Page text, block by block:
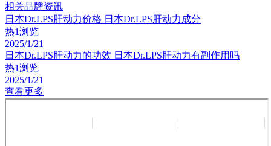
相关品牌资讯
日本Dr.LPS肝动力价格 日本Dr.LPS肝动力成分
热1浏览
2025/1/21
日本Dr.LPS肝动力的功效 日本Dr.LPS肝动力有副作用吗
热1浏览
2025/1/21
查看更多